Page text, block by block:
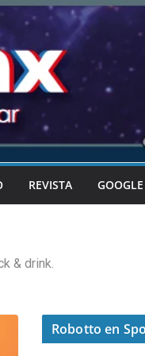
REVISTA
& drink.
Robotto en